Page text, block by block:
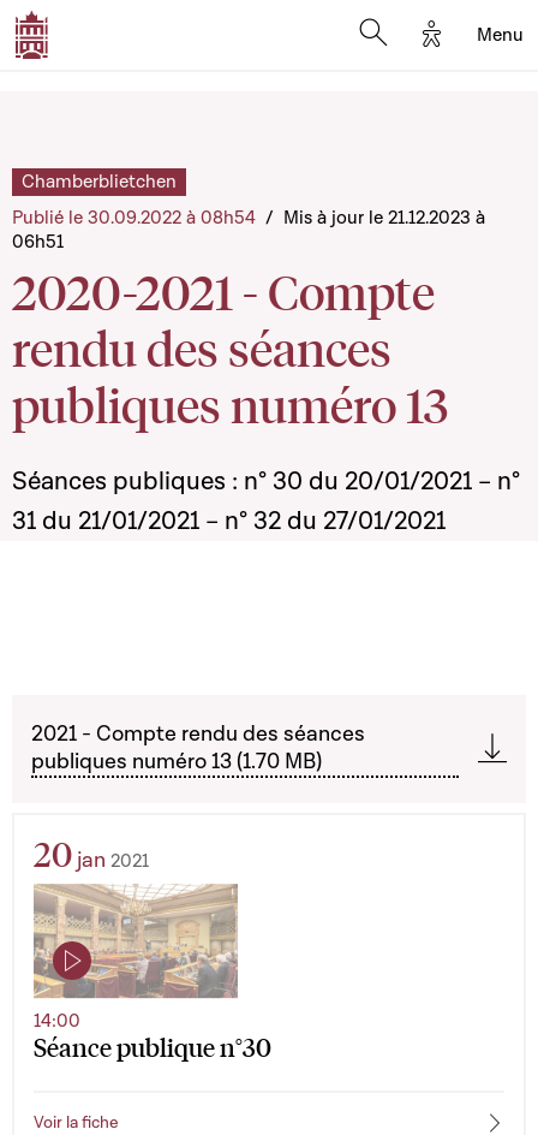
Options
Menu
2020-2021 - Compte
rendu des séances
publiques numéro 13
Chamberblietchen
Publié le 30.09.2022 à 08h54 / Mis à jour le 21.12.2023 à
06h51
Séances publiques : n° 30 du 20/01/2021 – n°
31 du 21/01/2021 – n° 32 du 27/01/2021
2021 - Compte rendu des séances
publiques numéro 13 (1.70 MB)
20 jan 2021
Séance publique n°30
14:00
Voir la fiche